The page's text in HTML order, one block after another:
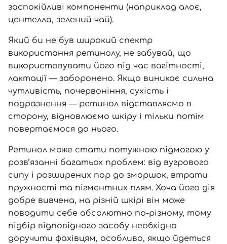
заспокійливі компоненти (наприклад алоє,
центелла, зелений чай).
Який би не був широкий спектр
використання ретинолу, не забувай, що
використовувати його під час вагітності,
лактації — заборонено. Якщо виникає сильна
чутливість, почервоніння, сухість і
подразнення — ретинол відставляємо в
сторону, відновлюємо шкіру і тільки потім
повертаємося до нього.
Ретинол може стати потужною підмогою у
розв’язанні багатьох проблем: від вугрового
сипу і розширених пор до зморшок, втрати
пружності та пігментних плям. Хоча його дія
добре вивчена, на різній шкірі він може
поводити себе абсолютно по-різному, тому
підбір відповідного засобу необхідно
доручити фахівцям, особливо, якщо йдеться